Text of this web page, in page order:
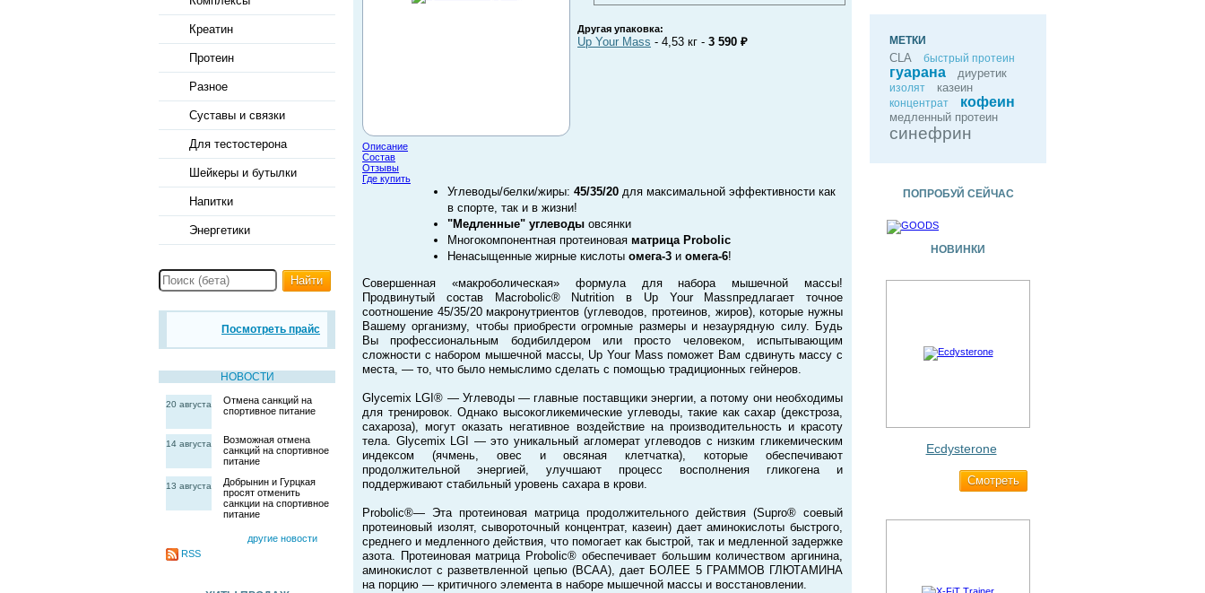
Креатин
Протеин
Разное
Суставы и связки
Для тестостерона
Шейкеры и бутылки
Напитки
Энергетики
Найти
Посмотреть прайс
НОВОСТИ
20 августа
Отмена санкций на
спортивное питание
14 августа
Возможная отмена
санкций на спортивное
питание
13 августа
Добрынин и Гурцкая
просят отменить
санкции на спортивное
питание
другие новости
RSS
Другая упаковка:
Up Your Mass - 4,53 кг - 3 590 ₽
Описание
Состав
Отзывы
Где купить
Углеводы/белки/жиры: 45/35/20 для максимальной эффективности как
в спорте, так и в жизни!
"Медленные" углеводы овсянки
Многокомпонентная протеиновая матрица Probolic
Ненасыщенные жирные кислоты омега-3 и омега-6!
Совершенная «макроболическая» формула для набора мышечной массы!
Продвинутый состав Macrobolic® Nutrition в Up Your Massпредлагает точное
соотношение 45/35/20 макронутриентов (углеводов, протеинов, жиров), которые нужны
Вашему организму, чтобы приобрести огромные размеры и незаурядную силу. Будь
Вы профессиональным бодибилдером или просто человеком, испытывающим
сложности с набором мышечной массы, Up Your Mass поможет Вам сдвинуть массу с
места, — то, что было немыслимо сделать с помощью традиционных гейнеров.
Glycemix LGI® — Углеводы — главные поставщики энергии, а потому они необходимы
для тренировок. Однако высокогликемические углеводы, такие как сахар (декстроза,
сахароза), могут оказать негативное воздействие на производительность и красоту
тела. Glycemix LGI — это уникальный агломерат углеводов с низким гликемическим
индексом (ячмень, овес и овсяная клетчатка), которые обеспечивают
продолжительной энергией, улучшают процесс восполнения гликогена и
поддерживают стабильный уровень сахара в крови.
Probolic®— Эта протеиновая матрица продолжительного действия (Supro® соевый
протеиновый изолят, сывороточный концентрат, казеин) дает аминокислоты быстрого,
среднего и медленного действия, что помогает как быстрой, так и медленной задержке
азота. Протеиновая матрица Probolic® обеспечивает большим количеством аргинина,
аминокислот с разветвленной цепью (BCAA), дает БОЛЕЕ 5 ГРАММОВ ГЛЮТАМИНА
на порцию — критичного элемента в наборе мышечной массы и восстановлении.
МЕТКИ
CLA быстрый протеин
гуарана диуретик
изолят казеин
концентрат кофеин
медленный протеин
синефрин
ПОПРОБУЙ СЕЙЧАС
НОВИНКИ
Ecdysterone
Cмотреть